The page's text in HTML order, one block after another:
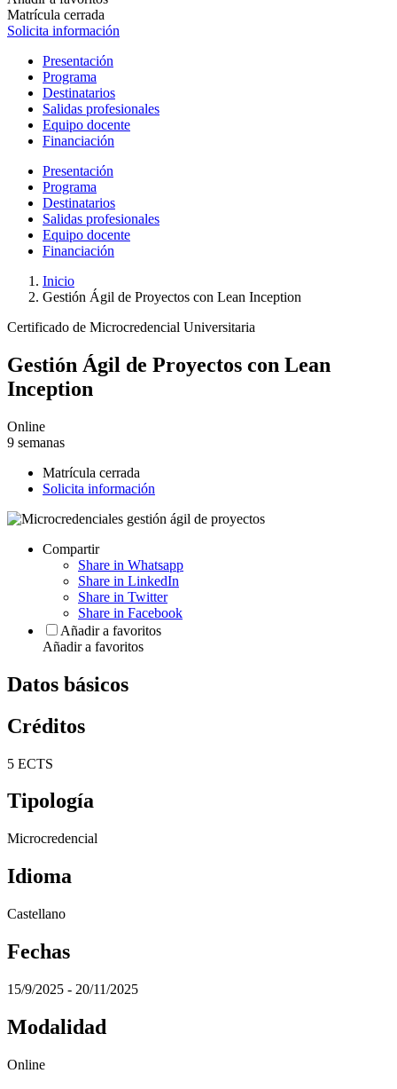
Matrícula cerrada
Solicita información
Presentación
Programa
Destinatarios
Salidas profesionales
Equipo docente
Financiación
Presentación
Programa
Destinatarios
Salidas profesionales
Equipo docente
Financiación
Inicio
Gestión Ágil de Proyectos con Lean Inception
Certificado de Microcredencial Universitaria
Gestión Ágil de Proyectos con Lean
Inception
Online
9 semanas
Matrícula cerrada
Solicita información
Compartir
Share in Whatsapp
Share in LinkedIn
Share in Twitter
Share in Facebook
Añadir a favoritos
Añadir a favoritos
Datos básicos
Créditos
5 ECTS
Tipología
Microcredencial
Idioma
Castellano
Fechas
15/9/2025 - 20/11/2025
Modalidad
Online